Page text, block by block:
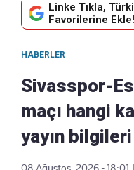
Linke Tıkla,
Favorilerine Ekle!
HABERLER
Sivasspor-
maçı hangi
yayın